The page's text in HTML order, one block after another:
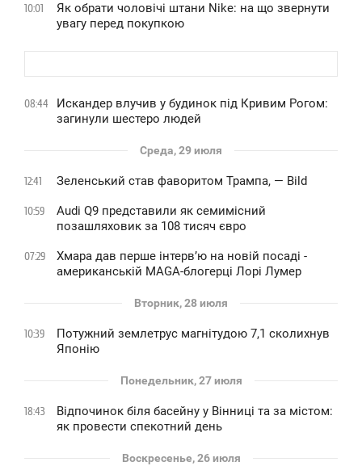
10:01
Як обрати чоловічі штани Nike: на що звернути
увагу перед покупкою
08:44
Искандер влучив у будинок під Кривим Рогом:
загинули шестеро людей
Среда, 29 июля
12:41 Зеленський став фаворитом Трампа, — Bild
10:59
Audi Q9 представили як семимісний
позашляховик за 108 тисяч євро
07:29
Хмара дав перше інтервʼю на новій посаді -
американській MAGA-блогерці Лорі Лумер
Вторник, 28 июля
10:39
Потужний землетрус магнітудою 7,1 сколихнув
Японію
Понедельник, 27 июля
18:43
Відпочинок біля басейну у Вінниці та за містом:
як провести спекотний день
Воскресенье, 26 июля